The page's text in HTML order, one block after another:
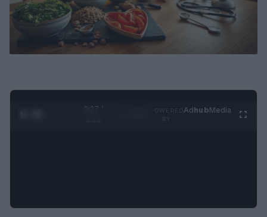
0:28 /
AdhubMedia